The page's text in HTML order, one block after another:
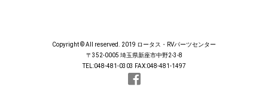
Copyright © All reserved. 2019 ロータス・RVパーツセンター
〒352-0005 埼玉県新座市中野2-3-8
TEL:048-481-0303 FAX:048-481-1497